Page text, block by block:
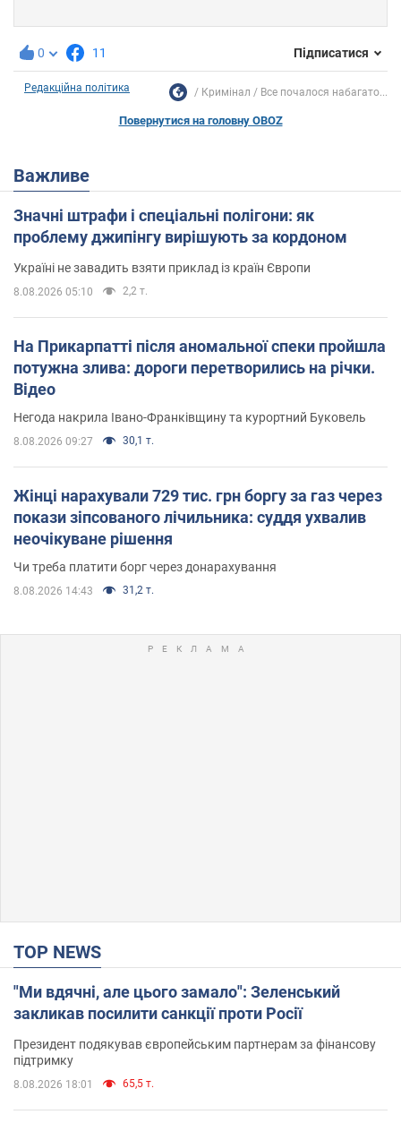
0 11 Підписатися
Редакційна політика Кримінал Все почалося набагато...
Повернутися на головну OBOZ
Важливе
Значні штрафи і спеціальні полігони: як
проблему джипінгу вирішують за кордоном
Україні не завадить взяти приклад із країн Європи
8.08.2026 05:10 2,2 т.
На Прикарпатті після аномальної спеки пройшла
потужна злива: дороги перетворились на річки.
Відео
Негода накрила Івано-Франківщину та курортний Буковель
8.08.2026 09:27 30,1 т.
Жінці нарахували 729 тис. грн боргу за газ через
покази зіпсованого лічильника: суддя ухвалив
неочікуване рішення
Чи треба платити борг через донарахування
8.08.2026 14:43 31,2 т.
TOP NEWS
"Ми вдячні, але цього замало": Зеленський
закликав посилити санкції проти Росії
Президент подякував європейським партнерам за фінансову
підтримку
8.08.2026 18:01 65,5 т.